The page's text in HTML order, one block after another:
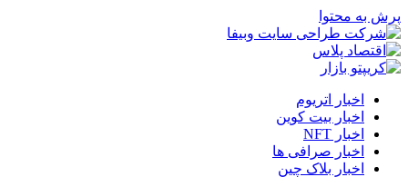
پرش به محتوا
اخبار اتریوم
اخبار بیت کوین
اخبار NFT
اخبار صرافی ها
اخبار بلاک چین